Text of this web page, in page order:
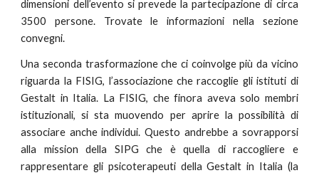
dimensioni dell’evento si prevede la partecipazione di circa
3500 persone. Trovate le informazioni nella sezione
convegni.
Una seconda trasformazione che ci coinvolge più da vicino
riguarda la FISIG, l’associazione che raccoglie gli istituti di
Gestalt in Italia. La FISIG, che finora aveva solo membri
istituzionali, si sta muovendo per aprire la possibilità di
associare anche individui. Questo andrebbe a sovrapporsi
alla mission della SIPG che è quella di raccogliere e
rappresentare gli psicoterapeuti della Gestalt in Italia (la